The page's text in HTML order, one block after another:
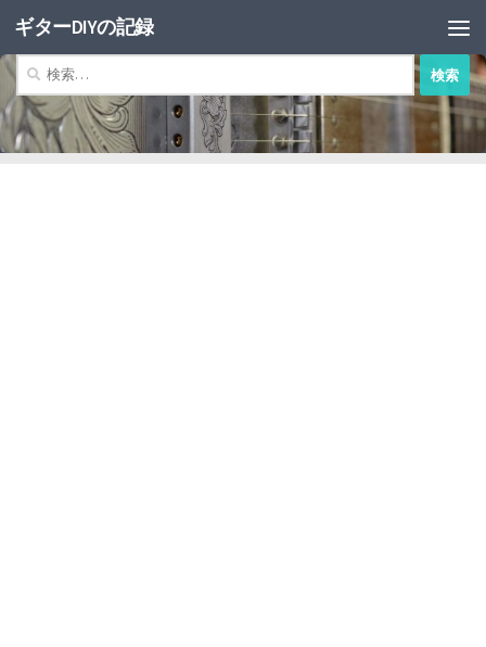
コンテンツへスキップ
ギターDIYの記録
索: